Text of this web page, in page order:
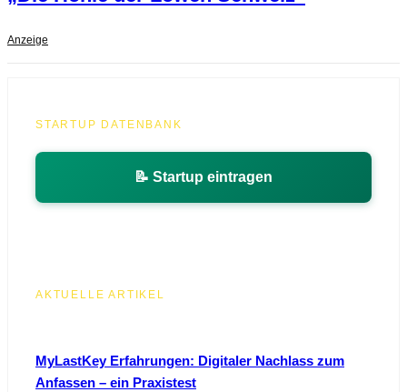
Anzeige
STARTUP DATENBANK
📝 Startup eintragen
AKTUELLE ARTIKEL
MyLastKey Erfahrungen: Digitaler Nachlass zum
Anfassen – ein Praxistest